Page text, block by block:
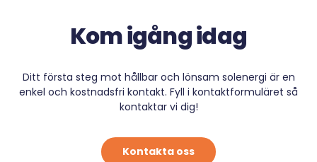
Kom igång idag
Ditt första steg mot hållbar och lönsam solenergi är en
enkel och kostnadsfri kontakt. Fyll i kontaktformuläret så
kontaktar vi dig!
Kontakta oss